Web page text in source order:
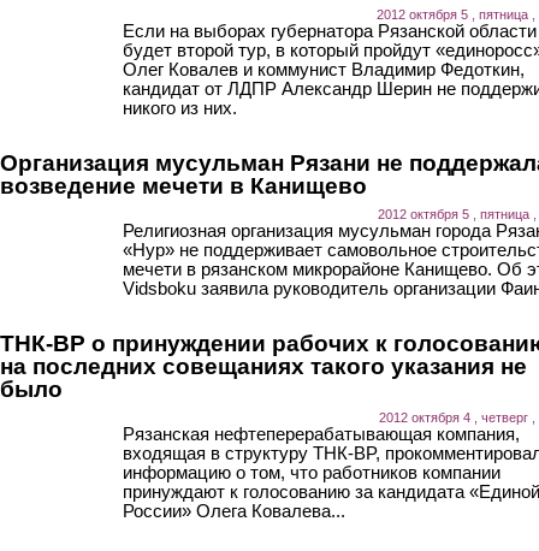
2012 октября 5 , пятница ,
Если на выборах губернатора Рязанской области
будет второй тур, в который пройдут
Олег Ковалев и коммунист Владимир Федоткин,
кандидат от ЛДПР Александр Шерин не
никого из них.
Организация мусульман Рязани не
возведение мечети в Канищево
2012 октября 5 , пятница ,
Религиозная организация мусульман города
«Нур» не поддерживает самовольное
мечети в рязанском микрорайоне Канищево. Об
Vidsboku заявила руководитель организации
ТНК-BP о принуждении рабочих к
на последних совещаниях такого указания не
было
2012 октября 4 , четверг
Рязанская нефтеперерабатывающая компания,
входящая в структуру ТНК-BP,
информацию о том, что работников компании
принуждают к голосованию за кандидата «Единой
России» Олега Ковалева...